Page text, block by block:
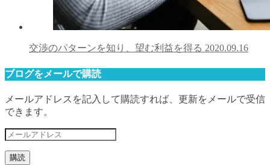
交渉のパターンを知り、望む利益を得る 2020.09.16
ブログをメールで購読
メールアドレスを記入して購読すれば、更新をメールで受信
できます。
メ
ル